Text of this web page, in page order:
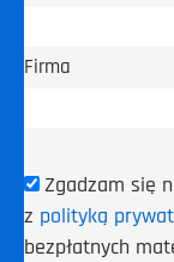
Firma
Zgadzam się
z polityką
bezpłatnych